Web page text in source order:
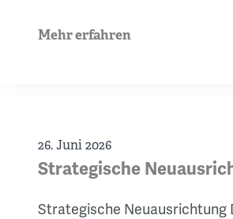
Mehr erfahren
26. Juni 2026
Strategische
Strategische Neuausrichtung